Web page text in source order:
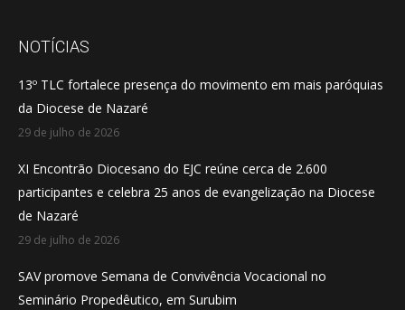
opens
new
window
opens
new
window
opens
new
window
NOTÍCIAS
13º TLC fortalece presença do movimento em mais paróquias
da Diocese de Nazaré
29 de julho de 2026
XI Encontrão Diocesano do EJC reúne cerca de 2.600
participantes e celebra 25 anos de evangelização na Diocese
de Nazaré
29 de julho de 2026
SAV promove Semana de Convivência Vocacional no
Seminário Propedêutico, em Surubim